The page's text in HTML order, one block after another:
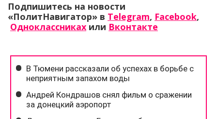
Подпишитесь на новости
«ПолитНавигатор» в Telegram, Facebook,
Одноклассниках или Вконтакте